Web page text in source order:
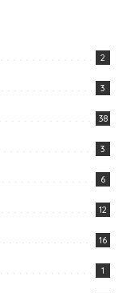
2
3
38
3
6
12
16
1